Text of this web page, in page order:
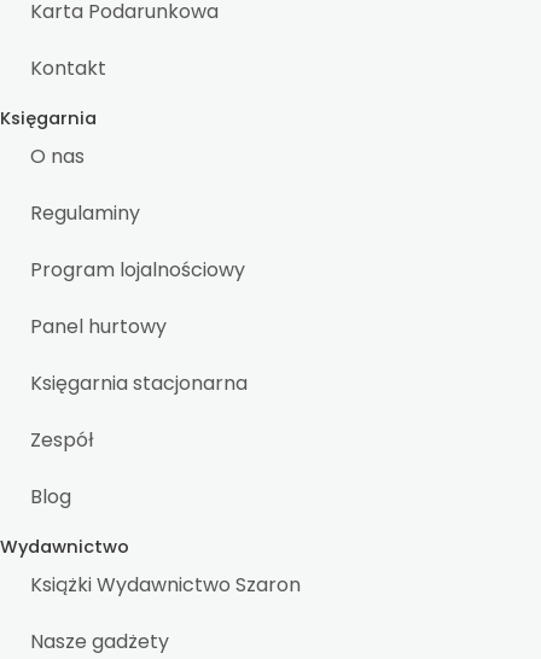
Karta Podarunkowa
Kontakt
Księgarnia
O nas
Regulaminy
Program lojalnościowy
Panel hurtowy
Księgarnia stacjonarna
Zespół
Blog
Wydawnictwo
Książki Wydawnictwo Szaron
Nasze gadżety